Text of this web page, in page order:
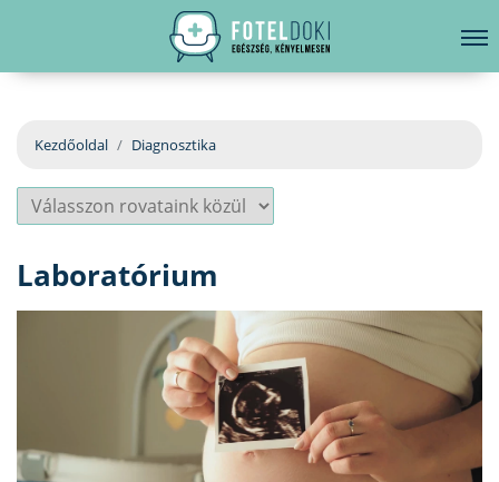
EGÉSZSÉGKÖNYVTÁR
BETEGSÉGKALAUZ
ÜGYELETKERESŐ
ORVOS VÁLASZOL
ORVOSKERESŐ
hirdetés
Kezdőoldal Diagnosztika
Laboratórium